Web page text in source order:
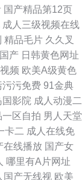
国产精品第12页
成人三级视频在线
精品毛片 久久叉
产 日韩黄色网址
频 欧美A级黄色
污污免费 91金典
国影院 成人动漫二
一区自拍 男人天堂
卡二 成人在线免
在线播放 国产女
哪里有A片网址
国产无线视 欧美